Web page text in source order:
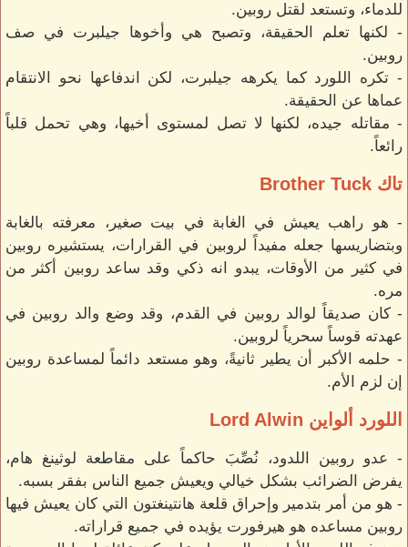
للدماء، وتستعد لقتل روبين.
- لكنها تعلم الحقيقة، وتصبح هي وأخوها جيلبرت في صف
روبين.
- تكره اللورد كما يكرهه جيلبرت، لكن اندفاعها نحو الانتقام
عماها عن الحقيقة.
- مقاتله جيده، لكنها لا تصل لمستوى أخيها، وهي تحمل قلباً
رائعاً.
تاك Brother Tuck
- هو راهب يعيش في الغابة في بيت صغير، معرفته بالغابة
وبتضاريسها جعله مفيداً لروبين في القرارات، يستشيره روبين
في كثير من الأوقات، يبدو انه ذكي وقد ساعد روبين أكثر من
مره.
- كان صديقاً لوالد روبين في القدم، وقد وضع والد روبين في
عهدته قوساً سحرياً لروبين.
- حلمه الأكبر أن يطير ثانيةً، وهو مستعد دائماً لمساعدة روبين
إن لزم الأم.
اللورد ألواين Lord Alwin
- عدو روبين اللدود، نُصِّبَ حاكماً على مقاطعة لوثينغ هام،
يفرض الضرائب بشكل خيالي ويعيش جميع الناس بفقر بسبه.
- هو من أمر بتدمير وإحراق قلعة هانتينغتون التي كان يعيش فيها
روبين مساعده هو هيرفورت يؤيده في جميع قراراته.